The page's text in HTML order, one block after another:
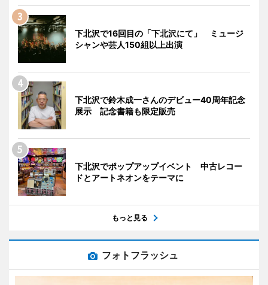
下北沢で16回目の「下北沢にて」 ミュージ
シャンや芸人150組以上出演
下北沢で鈴木成一さんのデビュー40周年記念
展示 記念書籍も限定販売
下北沢でポップアップイベント 中古レコー
ドとアートネオンをテーマに
もっと見る
フォトフラッシュ